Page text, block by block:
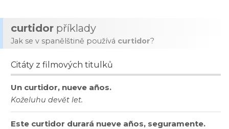
curtidor příklady
Jak se v spanělštině používá curtidor?
Citáty z filmových titulků
Un curtidor, nueve años.
Koželuhu devět let.
Este curtidor durará nueve años, seguramente.